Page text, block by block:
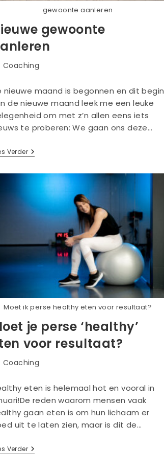
gewoonte aanleren
gewoonte
Coaching
nieuwe maand is begonnen en dit begin
de nieuwe maand leek me een leuke
om met z’n allen eens iets
te proberen: We gaan ons deze…
VerderNieuwe
Gewoonte
Moet ik perse healthy eten voor resultaat?
je perse ‘healthy’
voor resultaat?
Coaching
eten is helemaal hot en vooral in
reden waarom mensen vaak
gaan eten is om hun lichaam er
uit te laten zien, maar is dit de…
VerderMoet
Je